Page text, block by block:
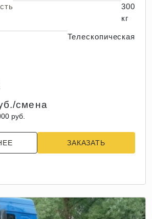
300
кг
Телескопическая
смена
руб.
ЗАКАЗАТЬ